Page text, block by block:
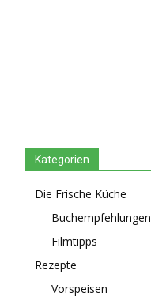
Kategorien
Die Frische Küche
Buchempfehlungen
Filmtipps
Rezepte
Vorspeisen